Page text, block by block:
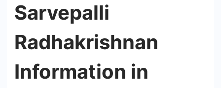
Sarvepalli
Radhakrishnan
Information in